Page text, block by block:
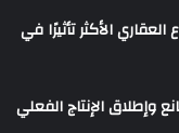
الأكثر تأثيرًا في
وإطلاق الإنتاج الفعلي